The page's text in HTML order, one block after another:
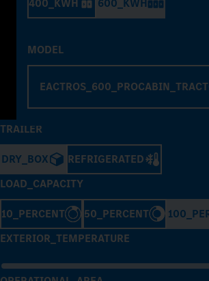
400_KWH 600_KWH
MODEL
TRAILER
DRY_BOX
REFRIGERATED
LOAD_CAPACITY
10_PERCENT 50_PERCENT
EXTERIOR_TEMPERATURE